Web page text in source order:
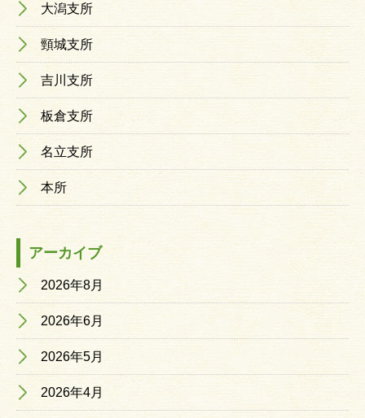
大潟支所
頸城支所
吉川支所
板倉支所
名立支所
本所
アーカイブ
2026年8月
2026年6月
2026年5月
2026年4月